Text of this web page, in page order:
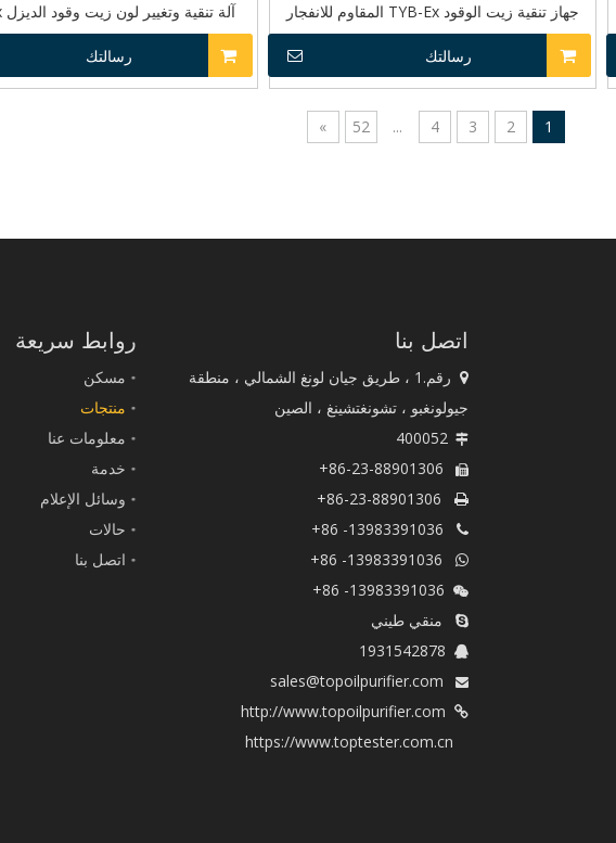
جهاز تنقية زيت الوقود TYB-Ex المقاوم للانفجار
رسالتك
آلة تنقية وتغيير لون زيت وقود الديزل TYR-Ex
رسالتك
1
2
3
4
...
52
»
اتصل بنا

رقم.1 ، طريق جيان لونغ الشمالي ، منطقة
جيولونغبو ، تشونغتشينغ ، الصين

400052





 منقي طيني


sales@topoilpurifier.com

http://www.topoilpurifier.com
https://www.toptester.com.cn
روابط سريعة
مسكن
منتجات
معلومات عنا
خدمة
وسائل الإعلام
حالات
اتصل بنا